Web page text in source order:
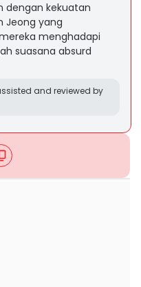
dengan kekuatan
Jeong yang
menghadapi
suasana absurd
and reviewed by